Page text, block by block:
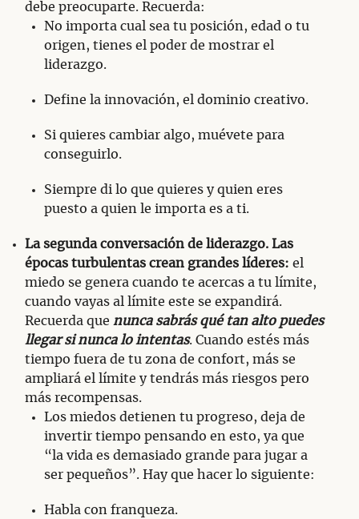
debe preocuparte. Recuerda:
No importa cual sea tu posición, edad o tu
origen, tienes el poder de mostrar el
liderazgo.
Define la innovación, el dominio creativo.
Si quieres cambiar algo, muévete para
conseguirlo.
Siempre di lo que quieres y quien eres
puesto a quien le importa es a ti.
La segunda conversación de liderazgo. Las
épocas turbulentas crean grandes líderes: el
miedo se genera cuando te acercas a tu límite,
cuando vayas al límite este se expandirá.
Recuerda que nunca sabrás qué tan alto puedes
llegar si nunca lo intentas. Cuando estés más
tiempo fuera de tu zona de confort, más se
ampliará el límite y tendrás más riesgos pero
más recompensas.
Los miedos detienen tu progreso, deja de
invertir tiempo pensando en esto, ya que
“la vida es demasiado grande para jugar a
ser pequeños”. Hay que hacer lo siguiente:
Habla con franqueza.